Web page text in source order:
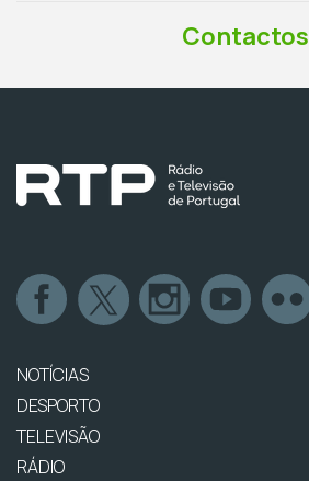
Contactos
NOTÍCIAS
DESPORTO
TELEVISÃO
RÁDIO